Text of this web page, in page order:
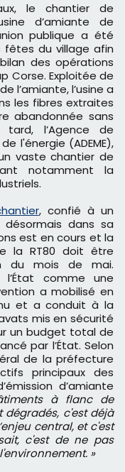
d’amiante de
publique a été
fêtes du village afin
des opérations
Corse. Exploitée de
l’amiante, l’usine a
les fibres extraites
abandonnée sans
l’Agence de
l'énergie (ADEME),
vaste chantier de
notamment la
, confié à un
désormais dans sa
est en cours et la
la RT80 doit être
du mois de mai.
comme une
a mobilisé en
et a conduit à la
mis en sécurité
un budget total de
par l’État. Selon
de la préfecture
principaux des
d’amiante
à flanc de
c'est déjà
central, et c'est
c'est de ne pas
»